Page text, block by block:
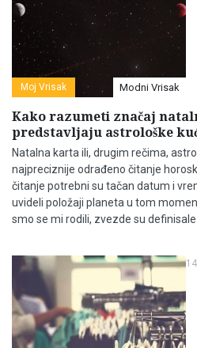
Moj Vrisak Modni Vrisak
Kako razumeti značaj
predstavljaju astrološke
Natalna karta ili, drugim rečima,
najpreciznije odrađeno čitanje
čitanje potrebni su tačan datum i
uvideli položaji planeta u tom
smo se mi rodili, zvezde su